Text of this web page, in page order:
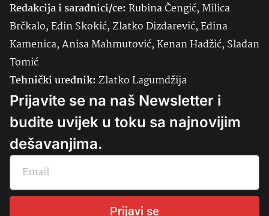
Redakcija i saradnici/ce:Rubina Čengić, Milica
Brčkalo, Edin Skokić, Zlatko Dizdarević, Edina
Kamenica, Anisa Mahmutović, Kenan Hadžić, Slađan
Tomić
Tehnički urednik:Zlatko Lagumdžija
Prijavite se na naš Newsletter i
budite uvijek u toku sa najnovijim
dešavanjima.
Prijavi se